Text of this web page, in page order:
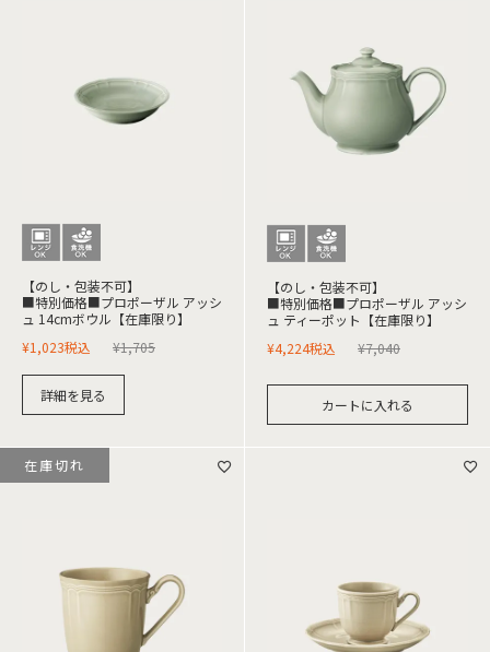
【のし・包装不可】
■特別価格■プロポーザル アッシ
ュ 14cmボウル【在庫限り】
¥1,705
¥1,023税込
詳細を見る
【のし・包装不可】
■特別価格■プロポーザル アッシ
ュ ティーポット【在庫限り】
¥7,040
¥4,224税込
カートに入れる
在庫切れ